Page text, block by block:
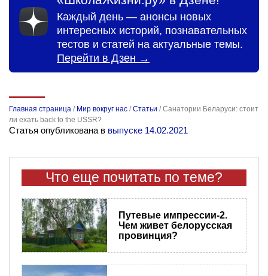
Каждый день — анонсы новых
интересных историй, познавательных
тестов и статей на актуальные темы.
Перейти в Дзен →
Главная страница / Мир вокруг нас /Статьи /Санатории Беларуси: стоит
ли ехать back to the USSR?
Статья опубликована в выпуске 14.02.2021
Что еще почитать по теме?
Путевые импрессии-2.
Чем живет белорусская
провинция?